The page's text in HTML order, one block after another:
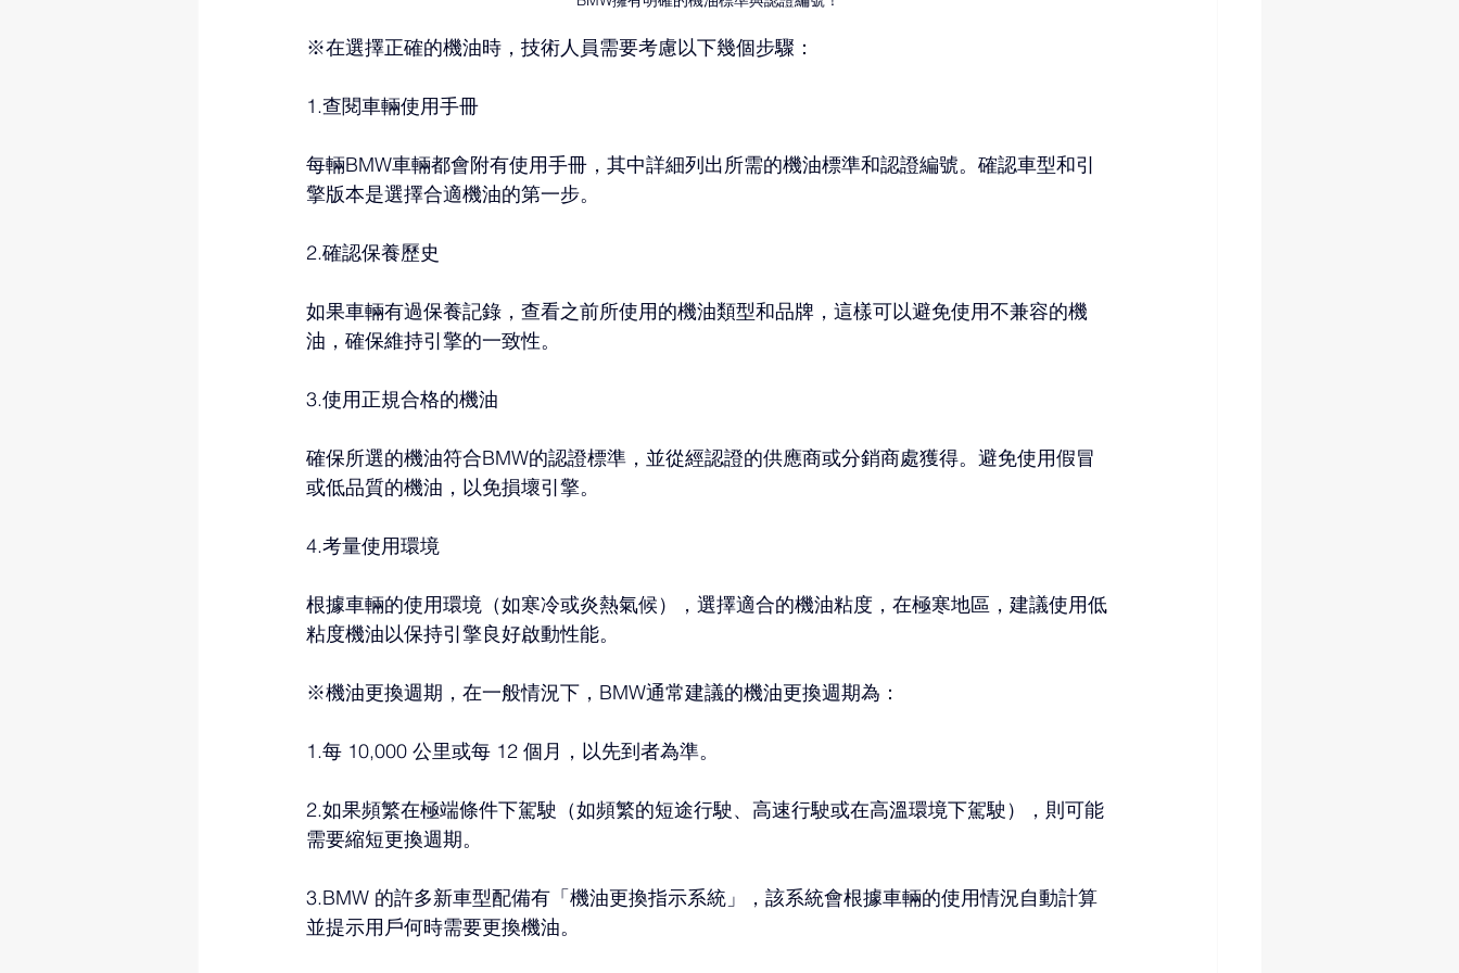
※在選擇正確的機油時，技術人員需要考慮以下幾個步驟：
1.查閱車輛使用手冊
每輛BMW車輛都會附有使用手冊，其中詳細列出所需的機油標準和認證編號。確認車型和引
擎版本是選擇合適機油的第一步。
2.確認保養歷史
如果車輛有過保養記錄，查看之前所使用的機油類型和品牌，這樣可以避免使用不兼容的機
油，確保維持引擎的一致性。
3.使用正規合格的機油
確保所選的機油符合BMW的認證標準，並從經認證的供應商或分銷商處獲得。避免使用假冒
或低品質的機油，以免損壞引擎。
4.考量使用環境
根據車輛的使用環境（如寒冷或炎熱氣候），選擇適合的機油粘度，在極寒地區，建議使用低
粘度機油以保持引擎良好啟動性能。
※機油更換週期，在一般情況下，BMW通常建議的機油更換週期為：
1.每 10,000 公里或每 12 個月，以先到者為準。
2.如果頻繁在極端條件下駕駛（如頻繁的短途行駛、高速行駛或在高溫環境下駕駛），則可能
需要縮短更換週期。
3.BMW 的許多新車型配備有「機油更換指示系統」，該系統會根據車輛的使用情況自動計算
並提示用戶何時需要更換機油。